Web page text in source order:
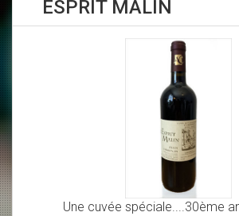
ESPRIT
Une cuvée spéciale....30ème